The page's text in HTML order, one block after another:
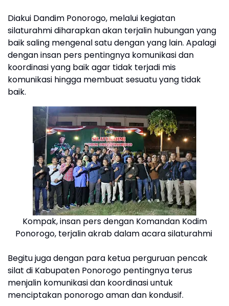
Diakui Dandim Ponorogo, melalui kegiatan
silaturahmi diharapkan akan terjalin hubungan yang
baik saling mengenal satu dengan yang lain. Apalagi
dengan insan pers pentingnya komunikasi dan
koordinasi yang baik agar tidak terjadi mis
komunikasi hingga membuat sesuatu yang tidak
baik.
Kompak, insan pers dengan Komandan Kodim
Ponorogo, terjalin akrab dalam acara silaturahmi
Begitu juga dengan para ketua perguruan pencak
silat di Kabupaten Ponorogo pentingnya terus
menjalin komunikasi dan koordinasi untuk
menciptakan ponorogo aman dan kondusif.